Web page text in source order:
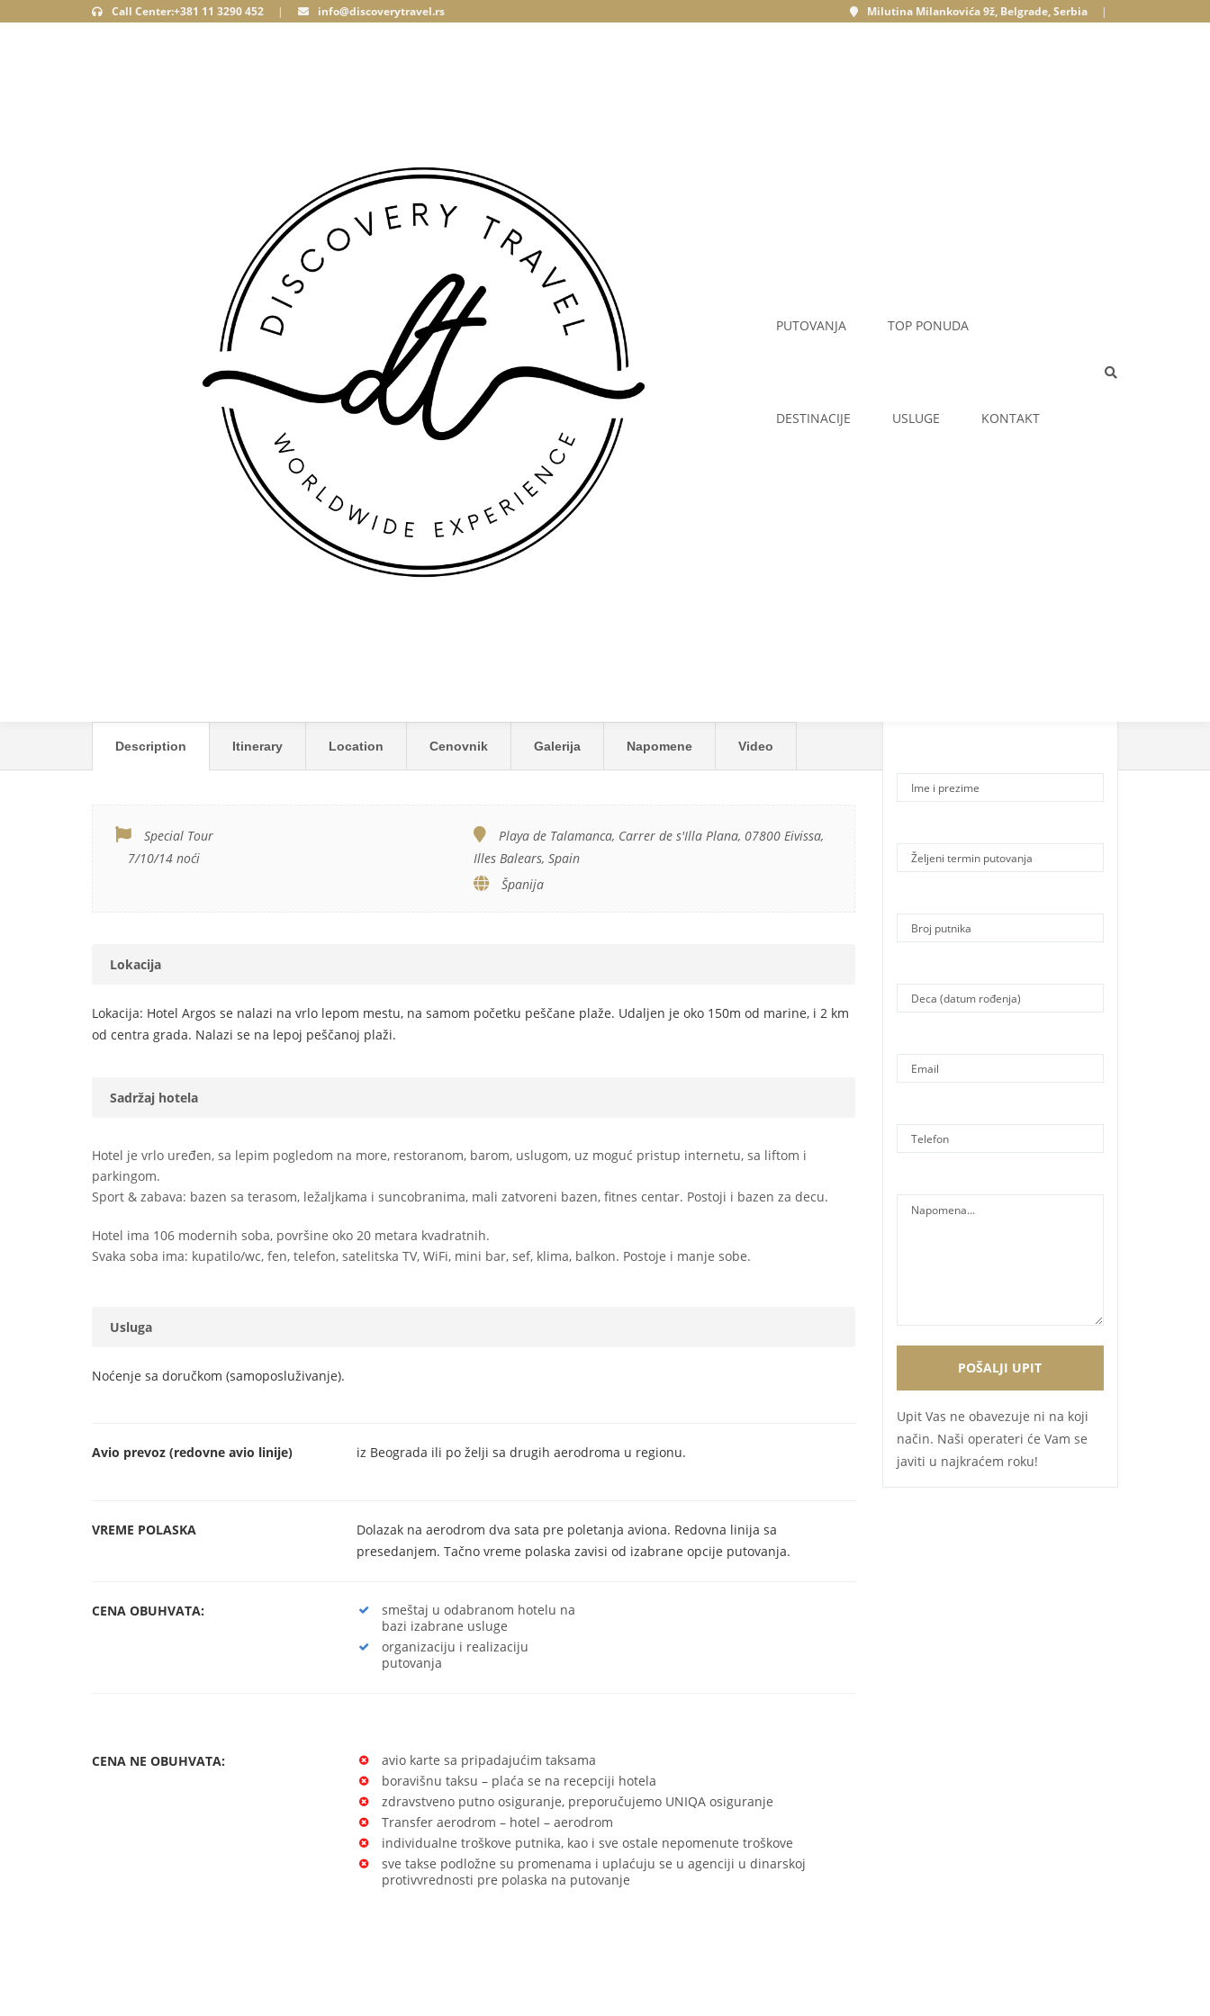
Call Center:+381 11 3290 452 | info@discoverytravel.rs Milutina Milankovića 9ž, Belgrade, Serbia |
PUTOVANJA TOP PONUDA
DESTINACIJE USLUGE KONTAKT
Description Itinerary Location Cenovnik Galerija Napomene Video
Special Tour
7/10/14 noći
Playa de Talamanca, Carrer de s'Illa Plana, 07800 Eivissa,
Illes Balears, Spain
Španija
Lokacija
Lokacija: Hotel Argos se nalazi na vrlo lepom mestu, na samom početku peščane plaže. Udaljen je oko 150m od marine, i 2 km
od centra grada. Nalazi se na lepoj peščanoj plaži.
Sadržaj hotela
Hotel je vrlo uređen, sa lepim pogledom na more, restoranom, barom, uslugom, uz moguć pristup internetu, sa liftom i
parkingom.
Sport & zabava: bazen sa terasom, ležaljkama i suncobranima, mali zatvoreni bazen, fitnes centar. Postoji i bazen za decu.
Hotel ima 106 modernih soba, površine oko 20 metara kvadratnih.
Svaka soba ima: kupatilo/wc, fen, telefon, satelitska TV, WiFi, mini bar, sef, klima, balkon. Postoje i manje sobe.
Usluga
Noćenje sa doručkom (samoposluživanje).
Avio prevoz (redovne avio linije) iz Beograda ili po želji sa drugih aerodroma u regionu.
VREME POLASKA
Dolazak na aerodrom dva sata pre poletanja aviona. Redovna linija sa
presedanjem. Tačno vreme polaska zavisi od izabrane opcije putovanja.
CENA OBUHVATA:
smeštaj u odabranom hotelu na
bazi izabrane usluge
organizaciju i realizaciju
putovanja
CENA NE OBUHVATA:
avio karte sa pripadajućim taksama
boravišnu taksu – plaća se na recepciji hotela
zdravstveno putno osiguranje, preporučujemo UNIQA osiguranje
Transfer aerodrom – hotel – aerodrom
individualne troškove putnika, kao i sve ostale nepomenute troškove
sve takse podložne su promenama i uplaćuju se u agenciji u dinarskoj
protivvrednosti pre polaska na putovanje
Upit Vas ne obavezuje ni na koji
način. Naši operateri će Vam se
javiti u najkraćem roku!